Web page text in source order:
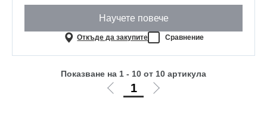
Научете повече
Откъде да закупите Сравнение
Отиди
1
Отиди
Показване на 1 - 10 от 10 артикула